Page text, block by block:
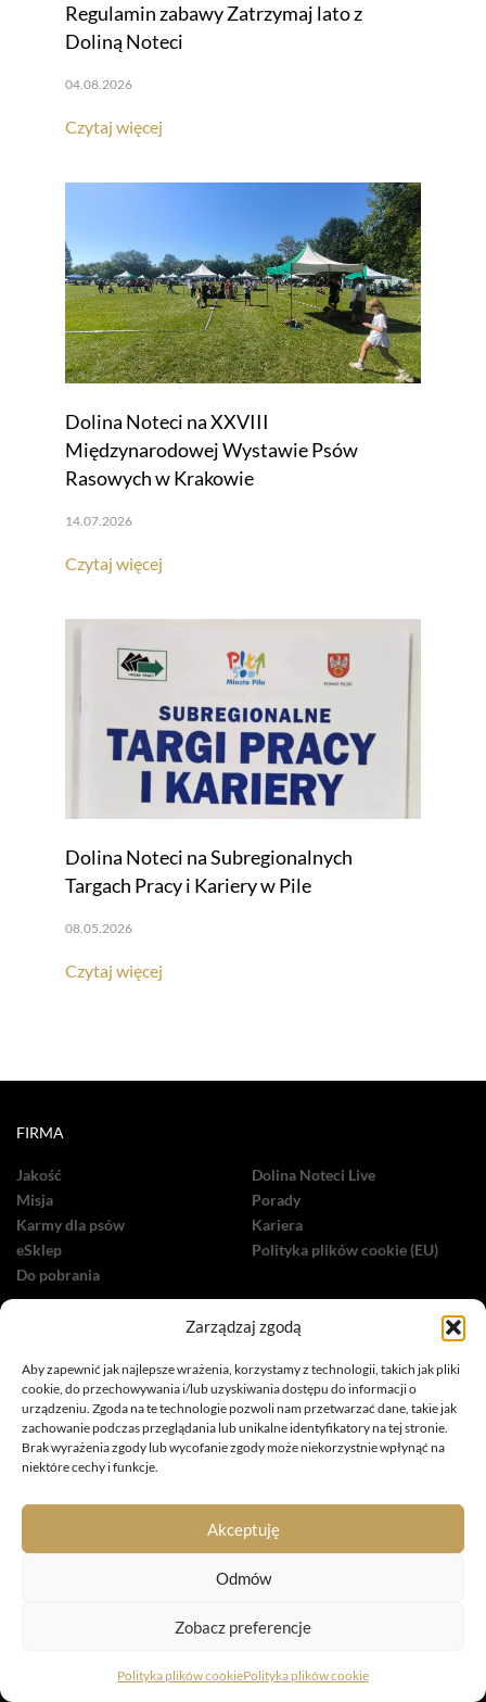
Zarządzaj zgodą
Aby zapewnić jak najlepsze wrażenia, korzystamy z technologii, takich jak pliki
cookie, do przechowywania i/lub uzyskiwania dostępu do informacji o
urządzeniu. Zgoda na te technologie pozwoli nam przetwarzać dane, takie jak
zachowanie podczas przeglądania lub unikalne identyfikatory na tej stronie.
Brak wyrażenia zgody lub wycofanie zgody może niekorzystnie wpłynąć na
niektóre cechy i funkcje.
Akceptuję
Odmów
Zobacz preferencje
Polityka plików cookiePolityka plików cookie
Regulamin zabawy Zatrzymaj lato z
Doliną Noteci
04.08.2026
Czytaj więcej
Dolina Noteci na XXVIII
Międzynarodowej Wystawie Psów
Rasowych w Krakowie
14.07.2026
Czytaj więcej
Dolina Noteci na Subregionalnych
Targach Pracy i Kariery w Pile
08.05.2026
Czytaj więcej
FIRMA
Jakość
Misja
Karmy dla psów
eSklep
Do pobrania
Dolina Noteci Live
Porady
Kariera
Polityka plików cookie (EU)
MARKI
Dolina Noteci Superfood
Piper Animals
Natural Taste
INNE
Dolina Noteci Sport & Lifestyle